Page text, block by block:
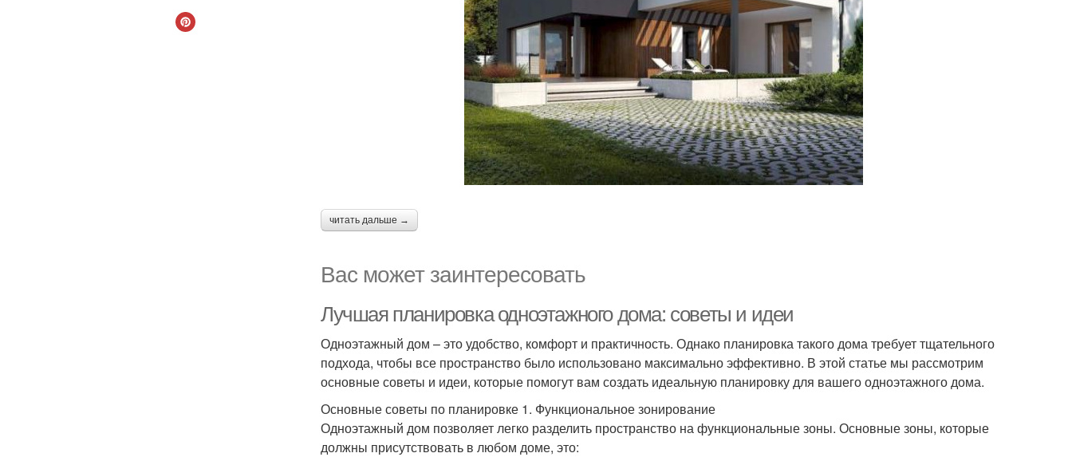
читать дальше →
Вас может заинтересовать
Лучшая планировка одноэтажного дома: советы и идеи
Одноэтажный дом – это удобство, комфорт и практичность. Однако планировка такого дома требует тщательного
подхода, чтобы все пространство было использовано максимально эффективно. В этой статье мы рассмотрим
основные советы и идеи, которые помогут вам создать идеальную планировку для вашего одноэтажного дома.
Основные советы по планировке 1. Функциональное зонирование
Одноэтажный дом позволяет легко разделить пространство на функциональные зоны. Основные зоны, которые
должны присутствовать в любом доме, это: